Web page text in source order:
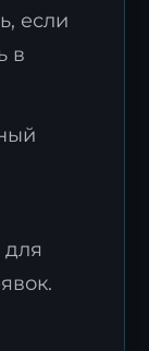
если
в